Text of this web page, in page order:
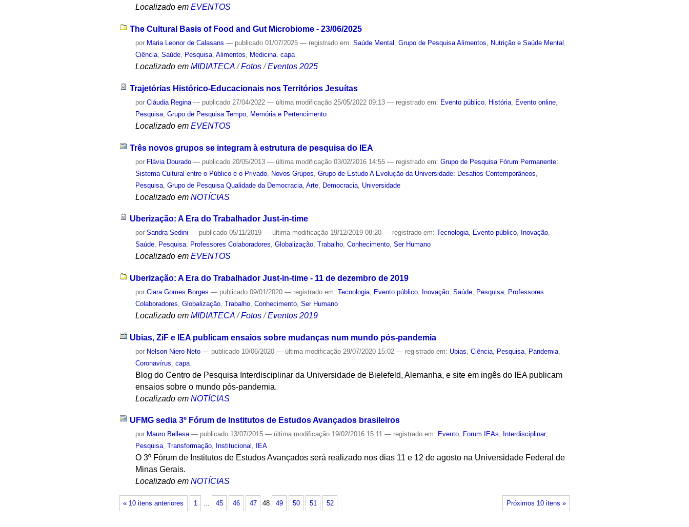
Localizado em EVENTOS
The Cultural Basis of Food and Gut Microbiome - 23/06/2025
por Maria Leonor de Calasans — publicado 01/07/2025— registrado em:Saúde Mental ,Grupo de Pesquisa Alimentos, Nutrição e Saúde Mental ,
Ciência,Saúde, Pesquisa,Alimentos, Medicina,capa
Localizado em MIDIATECA /Fotos /Eventos 2025
Trajetórias Histórico-Educacionais nos Territórios Jesuítas
porCláudia Regina — publicado 27/04/2022— última modificação 25/05/2022 09:13— registrado em: Evento público História Evento online
Pesquisa ,Grupo de Pesquisa Tempo, Memória e Pertencimento
Localizado em EVENTOS
Três novos grupos se integram à estrutura de pesquisa do IEA
por Flávia Dourado — publicado 20/05/2013— última modificação 03/02/2016 14:55— registrado em:Grupo de Pesquisa Fórum Permanente:
Sistema Cultural entre o Público e o Privado Novos Grupos ,Grupo de Estudo A Evolução da Universidade: Desafios Contemporâneos
Pesquisa ,Grupo de Pesquisa Qualidade da Democracia ,Arte Democracia Universidade
Localizado em NOTÍCIAS
Uberização: A Era do Trabalhador Just-in-time
porSandra Sedini — publicado 05/11/2019— última modificação 19/12/2019 08:20— registrado em:Tecnologia, Evento público, Inovação,
Saúde, Pesquisa, Professores Colaboradores,Globalização,Trabalho,Conhecimento,Ser Humano
Localizado em EVENTOS
Uberização: A Era do Trabalhador Just-in-time - 11 de dezembro de 2019
porClara Gomes Borges — publicado 09/01/2020— registrado em:Tecnologia Evento público Inovação ,Saúde Pesquisa
Professores
Colaboradores ,Globalização ,Trabalho ,Conhecimento ,Ser Humano
Localizado em MIDIATECA /Fotos /Eventos 2019
Ubias, ZiF e IEA publicam ensaios sobre mudanças num mundo pós-pandemia
por Nelson Niero Neto — publicado 10/06/2020— última modificação 29/07/2020 15:02— registrado em: Ubias ,Ciência Pesquisa Pandemia
Coronavírus ,capa
Blog do Centro de Pesquisa Interdisciplinar da Universidade de Bielefeld, Alemanha, e site em ingês do IEA publicam
ensaios sobre o mundo pós-pandemia.
Localizado em NOTÍCIAS
UFMG sedia 3º Fórum de Institutos de Estudos Avançados brasileiros
por Mauro Bellesa — publicado 13/07/2015— última modificação 19/02/2016 15:11— registrado em: Evento, Forum IEAs, Interdisciplinar,
Pesquisa,Transformação, Institucional , IEA
O 3º Fórum de Institutos de Estudos Avançados será realizado nos dias 11 e 12 de agosto na Universidade Federal de
Minas Gerais.
Localizado em NOTÍCIAS
« 10 itens anteriores Próximos 10 itens »
1 45 46 47 48 49 50 51 52